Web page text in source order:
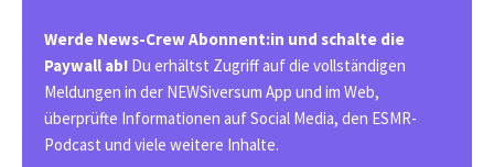
Werde News-Crew Abonnent:in und schalte die
Paywall ab! Du erhältst Zugriff auf die vollständigen
Meldungen in der NEWSiversum App und im Web,
überprüfte Informationen auf Social Media, den ESMR-
Podcast und viele weitere Inhalte.